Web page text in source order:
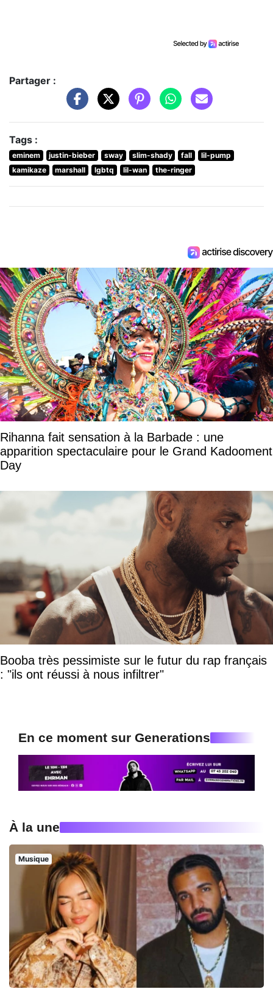
Partager :
Tags :
eminem justin-bieber sway slim-shady fall
lil-pump
kamikaze
marshall lgbtq lil-wan the-ringer
Rihanna fait sensation à la Barbade : une
apparition spectaculaire pour le Grand Kadooment
Day
Booba très pessimiste sur le futur du rap français
: "ils ont réussi à nous infiltrer"
En ce moment sur Generations
À la une
Musique